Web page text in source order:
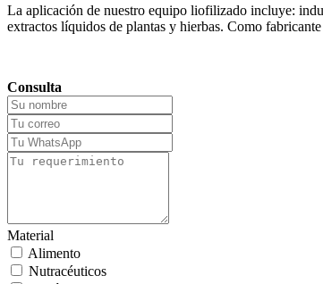
La aplicación de nuestro equipo liofilizado incluye:
extractos líquidos de plantas y hierbas. Como
Consulta
Material
Alimento
Nutracéuticos